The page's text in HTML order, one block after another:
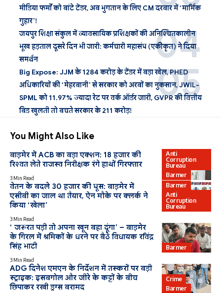
मीडिया फर्मों को बांटे टेंडर, अब भुगतान के लिए CM दरबार में ‘मार्मिक
गुहार’!
जयपुर शिक्षा संकुल में व्यावसायिक प्रशिक्षकों की अनिश्चितकालीन
भूख हड़ताल दूसरे दिन भी जारी: कर्मचारी महासंघ (एकीकृत) ने दिया
समर्थन
Big Expose: JJM के 1284 करोड़ के टेंडर में बड़ा खेल, PHED
अधिकारियों की ‘मेहरबानी’ से सरकार को अरबों का नुकसान, JWIL-
SPML को 11.97% ज्यादा रेट पर वर्क ऑर्डर जारी, GVPR की वित्तीय
बिड खुलती तो बचते सरकार के 211 करोड़!
You Might Also Like
Anti
Corruption
Bureau
Barmer
बाड़मेर में ACB का बड़ा एक्शन: 18 हजार की
रिश्वत लेते राजस्व निरीक्षक रंगे हाथों गिरफ्तार
3 Min Read
Barmer
Anti
Corruption
Bureau
वेतन के बदले 30 हजार की घूस: बाड़मेर में
एसीबी का जाल था तैयार, ऐन मौके पर क्लर्क ने
किया ‘खेला’
3 Min Read
Barmer
‘ जरूरत पड़ी तो अपना खून बहा दूंगा’ – बाड़मेर
के गिरल में श्रमिकों के धरने पर बैठे विधायक रविंद्र
सिंह भाटी
3 Min Read
Crime
Barmer
ADG दिनेश एमएन के निर्देशन में तस्करों पर बड़ी
स्ट्राइक: इसबगोल और जीरे के कट्टों के बीच
छिपाकर रखी ड्रग्स बरामद